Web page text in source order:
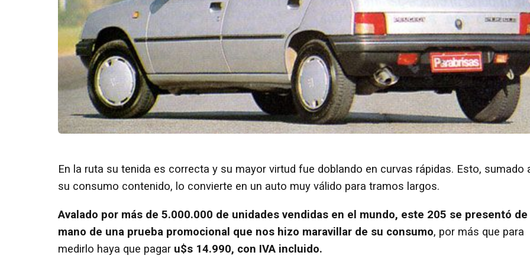
En la ruta su tenida es correcta y su mayor virtud fue doblando en curvas rápidas. Esto, sumado
su consumo contenido, lo convierte en un auto muy válido para tramos largos.
Avalado por más de 5.000.000 de unidades vendidas en el mundo, este 205 se presentó de
mano de una prueba promocional que nos hizo maravillar de su consumo, por más que para
medirlo haya que pagar u$s 14.990, con IVA incluido.